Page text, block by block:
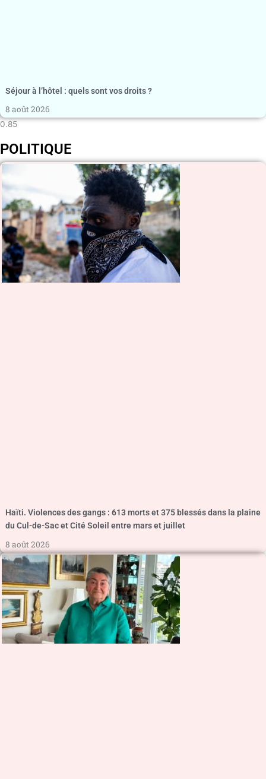
Séjour à l’hôtel : quels sont vos droits ?
8 août 2026
POLITIQUE
Haïti. Violences des gangs : 613 morts et 375 blessés dans la plaine
du Cul-de-Sac et Cité Soleil entre mars et juillet
8 août 2026